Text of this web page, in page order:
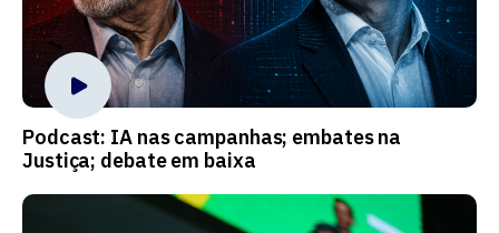
Podcast: IA nas campanhas; embates na
Justiça; debate em baixa